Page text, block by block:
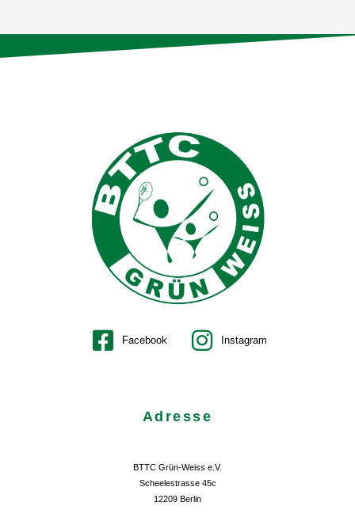
Facebook Instagram
Adresse
BTTC Grün-Weiss e.V.
Scheelestrasse 45c
12209 Berlin